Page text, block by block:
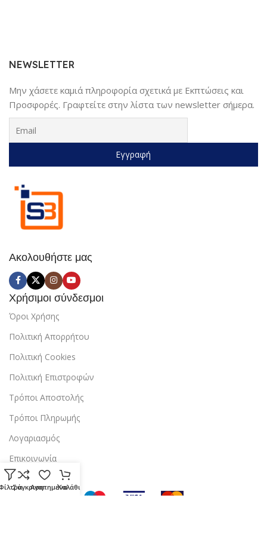
Ακολουθήστε μας
Χρήσιμοι σύνδεσμοι
Όροι Χρήσης
Πολιτική Απορρήτου
Πολιτική Cookies
Πολιτική Επιστροφών
Τρόποι Αποστολής
Τρόποι Πληρωμής
Λογαριασμός
Επικοινωνία
NEWSLETTER
Μην χάσετε καμιά πληροφορία σχετικά με Εκπτώσεις και
Προσφορές. Γραφτείτε στην λίστα των newsletter σήμερα.
ΣύγκρισηΑγαπημέναΚαλάθι